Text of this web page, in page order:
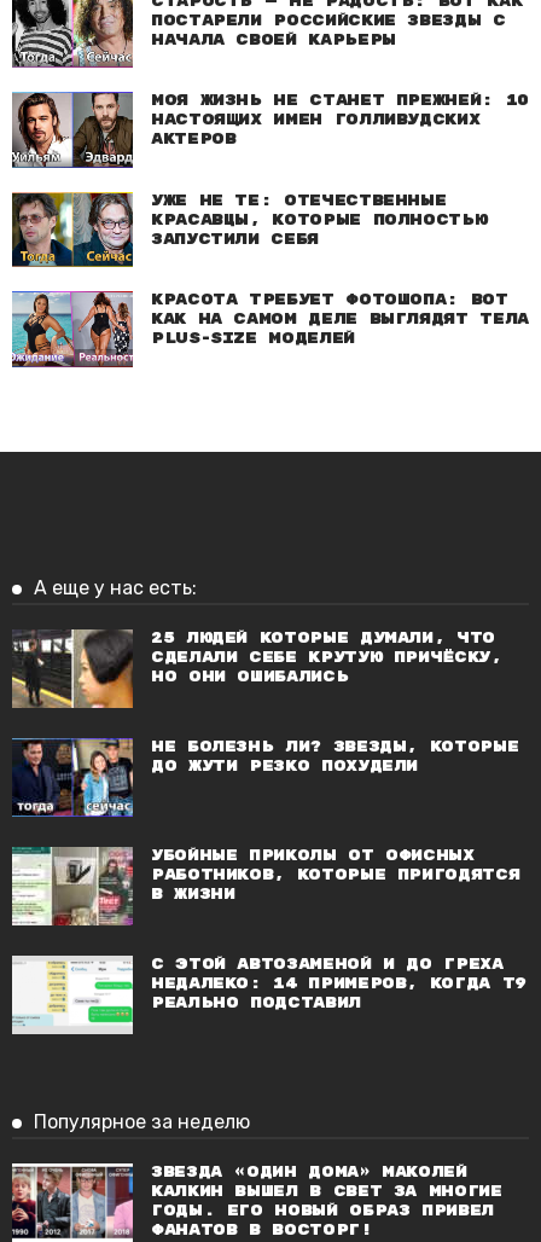
постарели российские звезды с
начала своей карьеры
Моя жизнь не станет прежней: 10
настоящих имен голливудских
актеров
Уже не те: Отечественные
красавцы, которые полностью
запустили себя
Красота требует фотошопа: Вот
как на самом деле выглядят тела
plus-size моделей
А еще у нас есть:
25 людей которые думали, что
сделали себе крутую причёску,
но они ошибались
Не болезнь ли? Звезды, которые
до жути резко похудели
Убойные приколы от офисных
работников, которые пригодятся
в жизни
С этой автозаменой и до греха
недалеко: 14 примеров, когда Т9
реально подставил
Популярное за неделю
Звезда «Один дома» Маколей
Калкин вышел в свет за многие
годы. Его новый образ привел
фанатов в восторг!